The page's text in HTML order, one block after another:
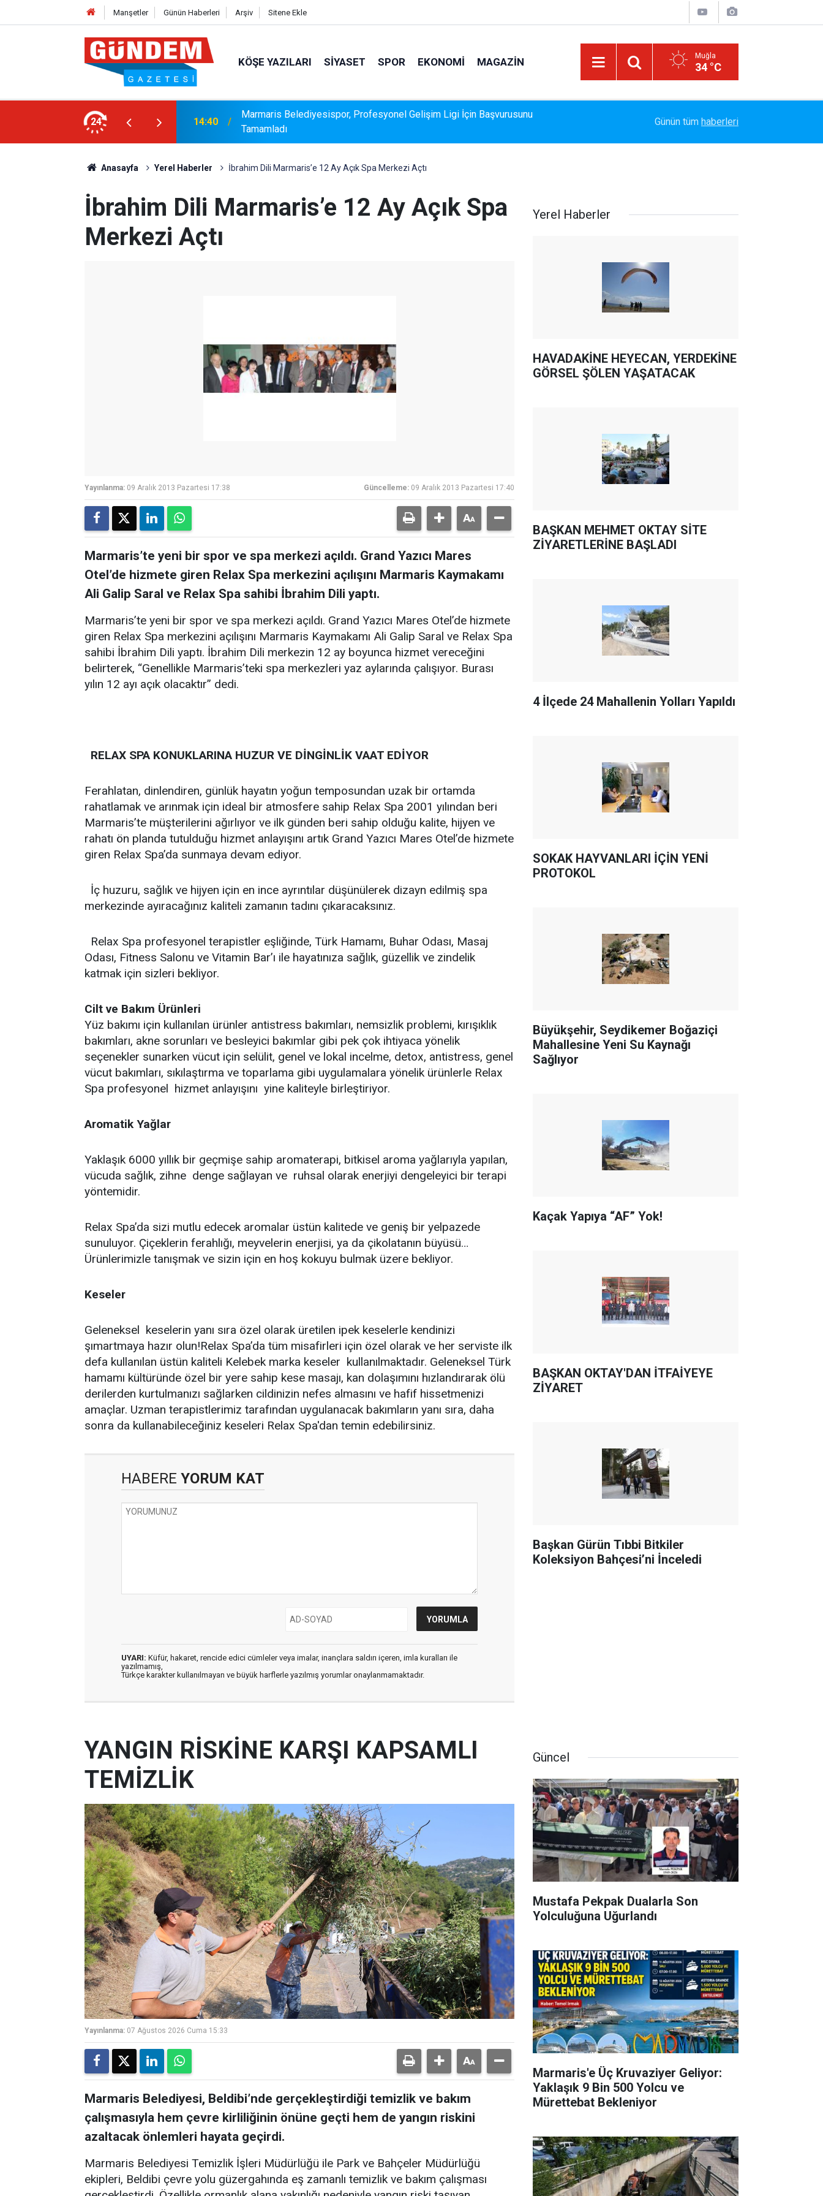
Manşetler Günün Haberleri Arşiv Sitene Ekle
KÖŞE YAZILARI SIYASET SPOR EKONOMI MAGAZIN Muğla
34 °C
24
Güçlü Takviye: Mustafa Çolakoğlu ile
14:40
Marmaris Belediyesispor, Profesyonel Gelişim Ligi İçin Başvurusunu
Tamamladı
Bakanlık Veri Sunamadı: Metin Ergun'dan
Günün tüm haberleri
Anasayfa Yerel Haberler İbrahim Dili Marmaris’e 12 Ay Açık Spa Merkezi Açtı
İbrahim Dili Marmaris’e 12 Ay Açık Spa
Merkezi Açtı
Yayınlanma: 09 Aralık 2013 Pazartesi 17:38 Güncelleme: 09 Aralık 2013 Pazartesi 17:40
Marmaris’te yeni bir spor ve spa merkezi açıldı. Grand Yazıcı Mares
Otel’de hizmete giren Relax Spa merkezini açılışını Marmaris Kaymakamı
Ali Galip Saral ve Relax Spa sahibi İbrahim Dili yaptı.
Marmaris’te yeni bir spor ve spa merkezi açıldı. Grand Yazıcı Mares Otel’de hizmete
giren Relax Spa merkezini açılışını Marmaris Kaymakamı Ali Galip Saral ve Relax Spa
sahibi İbrahim Dili yaptı. İbrahim Dili merkezin 12 ay boyunca hizmet vereceğini
belirterek, “Genellikle Marmaris’teki spa merkezleri yaz aylarında çalışıyor. Burası
yılın 12 ayı açık olacaktır” dedi.
RELAX SPA KONUKLARINA HUZUR VE DİNGİNLİK VAAT EDİYOR
Ferahlatan, dinlendiren, günlük hayatın yoğun temposundan uzak bir ortamda
rahatlamak ve arınmak için ideal bir atmosfere sahip Relax Spa 2001 yılından beri
Marmaris’te müşterilerini ağırlıyor ve ilk günden beri sahip olduğu kalite, hijyen ve
rahatı ön planda tutulduğu hizmet anlayışını artık Grand Yazıcı Mares Otel’de hizmete
giren Relax Spa’da sunmaya devam ediyor.
İç huzuru, sağlık ve hijyen için en ince ayrıntılar düşünülerek dizayn edilmiş spa
merkezinde ayıracağınız kaliteli zamanın tadını çıkaracaksınız.
Relax Spa profesyonel terapistler eşliğinde, Türk Hamamı, Buhar Odası, Masaj
Odası, Fitness Salonu ve Vitamin Bar’ı ile hayatınıza sağlık, güzellik ve zindelik
katmak için sizleri bekliyor.
Cilt ve Bakım Ürünleri
Yüz bakımı için kullanılan ürünler antistress bakımları, nemsizlik problemi, kırışıklık
bakımları, akne sorunları ve besleyici bakımlar gibi pek çok ihtiyaca yönelik
seçenekler sunarken vücut için selülit, genel ve lokal incelme, detox, antistress, genel
vücut bakımları, sıkılaştırma ve toparlama gibi uygulamalara yönelik ürünlerle Relax
Spa profesyonel hizmet anlayışını yine kaliteyle birleştiriyor.
Aromatik Yağlar
Yaklaşık 6000 yıllık bir geçmişe sahip aromaterapi, bitkisel aroma yağlarıyla yapılan,
vücuda sağlık, zihne denge sağlayan ve ruhsal olarak enerjiyi dengeleyici bir terapi
yöntemidir.
Relax Spa’da sizi mutlu edecek aromalar üstün kalitede ve geniş bir yelpazede
sunuluyor. Çiçeklerin ferahlığı, meyvelerin enerjisi, ya da çikolatanın büyüsü…
Ürünlerimizle tanışmak ve sizin için en hoş kokuyu bulmak üzere bekliyor.
Keseler
Geleneksel keselerin yanı sıra özel olarak üretilen ipek keselerle kendinizi
şımartmaya hazır olun!Relax Spa’da tüm misafirleri için özel olarak ve her serviste ilk
defa kullanılan üstün kaliteli Kelebek marka keseler kullanılmaktadır. Geleneksel Türk
hamamı kültüründe özel bir yere sahip kese masajı, kan dolaşımını hızlandırarak ölü
derilerden kurtulmanızı sağlarken cildinizin nefes almasını ve hafif hissetmenizi
amaçlar. Uzman terapistlerimiz tarafından uygulanacak bakımların yanı sıra, daha
sonra da kullanabileceğiniz keseleri Relax Spa'dan temin edebilirsiniz.
HABERE YORUM KAT
UYARI: Küfür, hakaret, rencide edici cümleler veya imalar, inançlara saldırı içeren, imla kuralları ile
yazılmamış,
Türkçe karakter kullanılmayan ve büyük harflerle yazılmış yorumlar onaylanmamaktadır.
Yerel Haberler
HAVADAKİNE HEYECAN, YERDEKİNE
GÖRSEL ŞÖLEN YAŞATACAK
BAŞKAN MEHMET OKTAY SİTE
ZİYARETLERİNE BAŞLADI
4 İlçede 24 Mahallenin Yolları Yapıldı
SOKAK HAYVANLARI İÇİN YENİ
PROTOKOL
Büyükşehir, Seydikemer Boğaziçi
Mahallesine Yeni Su Kaynağı
Sağlıyor
Kaçak Yapıya “AF” Yok!
BAŞKAN OKTAY'DAN İTFAİYEYE
ZİYARET
Başkan Gürün Tıbbi Bitkiler
Koleksiyon Bahçesi’ni İnceledi
YANGIN RİSKİNE KARŞI KAPSAMLI
TEMİZLİK
Yayınlanma: 07 Ağustos 2026 Cuma 15:33
Marmaris Belediyesi, Beldibi’nde gerçekleştirdiği temizlik ve bakım
çalışmasıyla hem çevre kirliliğinin önüne geçti hem de yangın riskini
azaltacak önlemleri hayata geçirdi.
Marmaris Belediyesi Temizlik İşleri Müdürlüğü ile Park ve Bahçeler Müdürlüğü
ekipleri, Beldibi çevre yolu güzergahında eş zamanlı temizlik ve bakım çalışması
Güncel
Mustafa Pekpak Dualarla Son
Yolculuğuna Uğurlandı
Marmaris'e Üç Kruvaziyer Geliyor:
Yaklaşık 9 Bin 500 Yolcu ve
Mürettebat Bekleniyor